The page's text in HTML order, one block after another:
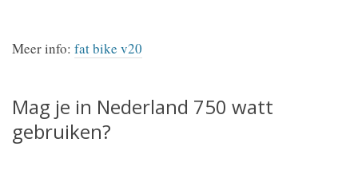
Meer info: fat bike v20
Mag je in Nederland 750 watt
gebruiken?